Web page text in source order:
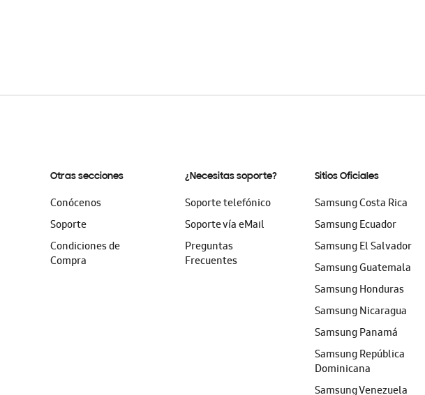
Otras secciones
Conócenos
Soporte
Condiciones de
Compra
¿Necesitas soporte?
Soporte telefónico
Soporte vía eMail
Preguntas
Frecuentes
Sitios Oficiales
Samsung Costa Rica
Samsung Ecuador
Samsung El Salvador
Samsung Guatemala
Samsung Honduras
Samsung Nicaragua
Samsung Panamá
Samsung República
Dominicana
Samsung Venezuela